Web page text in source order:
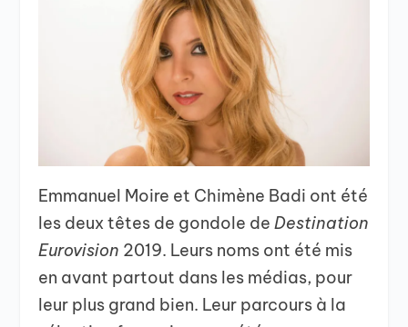
Emmanuel Moire et Chimène Badi ont été
les deux têtes de gondole deDestination
Eurovision 2019. Leurs noms ont été mis
en avant partout dans les médias, pour
leur plus grand bien. Leur parcours à la